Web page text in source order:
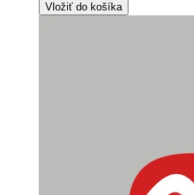
Vložiť do košíka